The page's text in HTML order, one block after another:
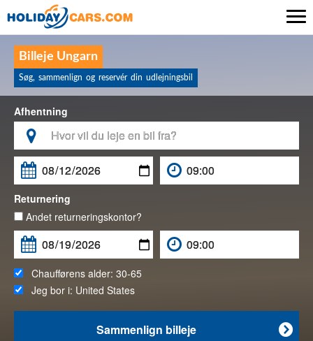
Billeje Ungarn
Søg, sammenlign og reservér din udlejningsbil
Afhentning


Returnering
Andet returneringskontor?
Chaufførens alder: 30-65
Jeg bor i: United States

Sammenlign billeje